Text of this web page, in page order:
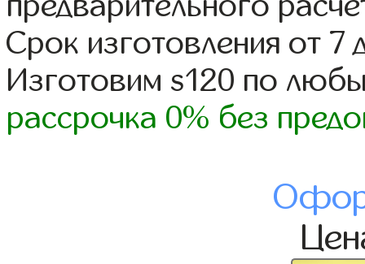
Срок изготовления от 7
Изготовим s120 по
рассрочка 0% без